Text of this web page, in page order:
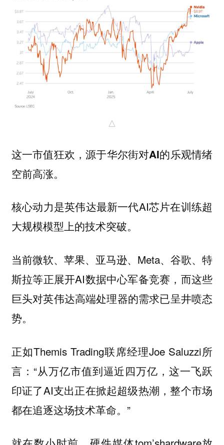
△
这一市值狂欢，源于华尔街对AI的乐观情绪
空前高涨。
核心动力是英伟达最新一代AI芯片在训练超
大规模模型上的技术突破。
当前微软、苹果、亚马逊、Meta、谷歌、特
斯拉等正展开AI数据中心军备竞赛，而这些
巨头对英伟达高端处理器的需求已呈井喷态
势。
正如Themis Trading联席经理Joe Saluzzi所
言：“从万亿市值到逼近四万亿，这一飞跃
印证了AI支出正在掀起超级热潮，整个市场
都在追逐这场技术革命。”